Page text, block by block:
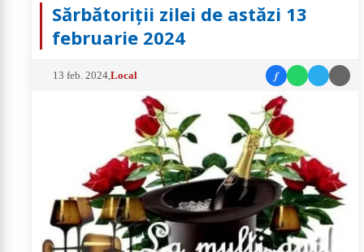
Sărbătoriții zilei de astăzi 13
februarie 2024
13 feb. 2024 ,Local f